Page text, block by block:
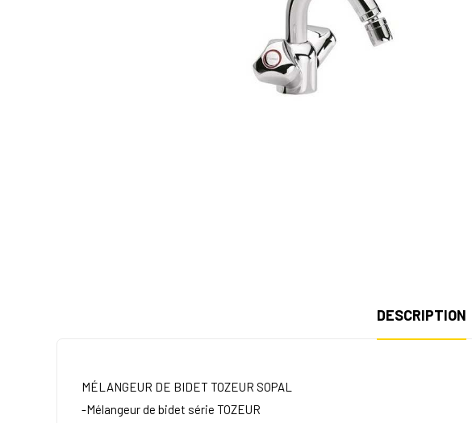
DESCRIPTION
MÉLANGEUR DE BIDET TOZEUR SOPAL
-Mélangeur de bidet série TOZEUR